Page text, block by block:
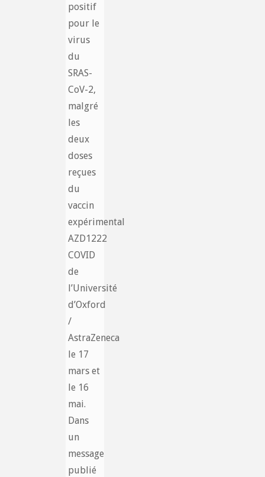
positif
pour le
virus
du
SRAS-
CoV-2,
malgré
les
deux
doses
reçues
du
vaccin
expérimental
AZD1222
COVID
de
l’Université
d’Oxford
/
AstraZeneca
le 17
mars et
le 16
mai.
Dans
un
message
publié